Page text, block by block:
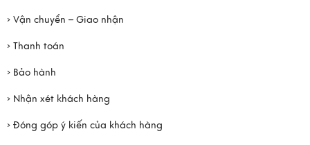
› Vận chuyển – Giao nhận
› Thanh toán
› Bảo hành
› Nhận xét khách hàng
› Đóng góp ý kiến của khách hàng